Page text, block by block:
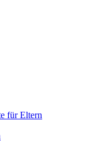
für Eltern